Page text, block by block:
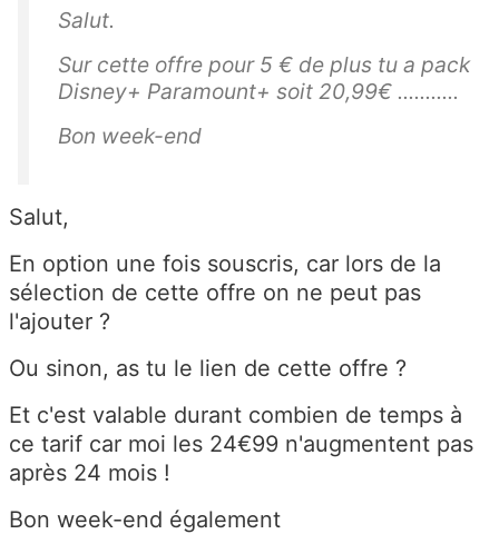
Salut.
Sur cette offre pour 5 € de plus tu a pack
Disney+ Paramount+ soit 20,99€ ...........
Bon week-end
Salut,
En option une fois souscris, car lors de la
sélection de cette offre on ne peut pas
l'ajouter ?
Ou sinon, as tu le lien de cette offre ?
Et c'est valable durant combien de temps à
ce tarif car moi les 24€99 n'augmentent pas
après 24 mois !
Bon week-end également